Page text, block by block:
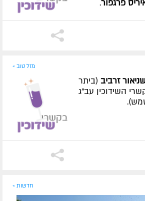
פרגפור.
מזל טוב »
זרביב (ביתר
השידוכין עב"ג
חדשות »